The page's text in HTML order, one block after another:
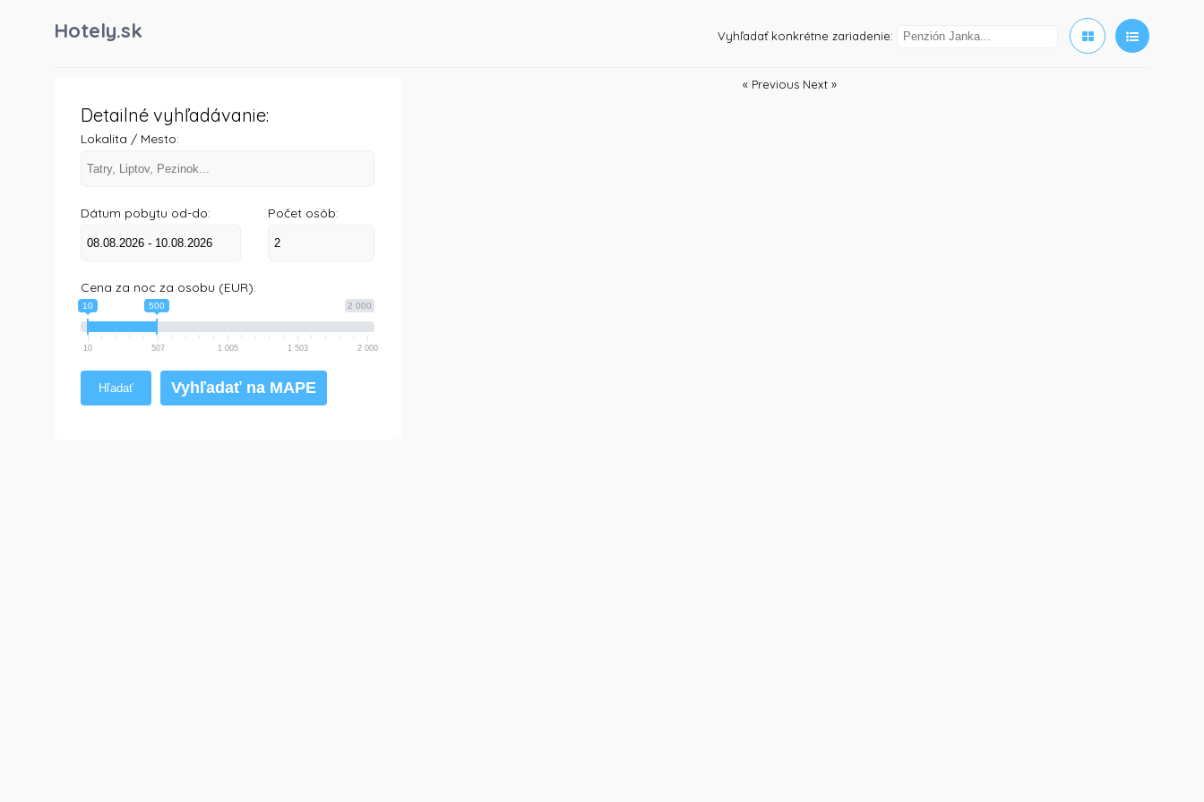
Hotely.sk Vyhľadať konkrétne zariadenie:
Detailné vyhľadávanie:
Lokalita / Mesto:
Dátum pobytu od-do: Počet osôb:
Cena za noc za osobu (EUR):
2 000
10 500
10 507 1 005 1 503 2 000
Hľadať Vyhľadať na MAPE
« Previous Next »